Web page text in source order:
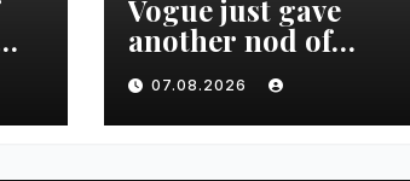
Vogue just gave
another nod of
approval to the tech
world | VseTime.ru
07.08.2026